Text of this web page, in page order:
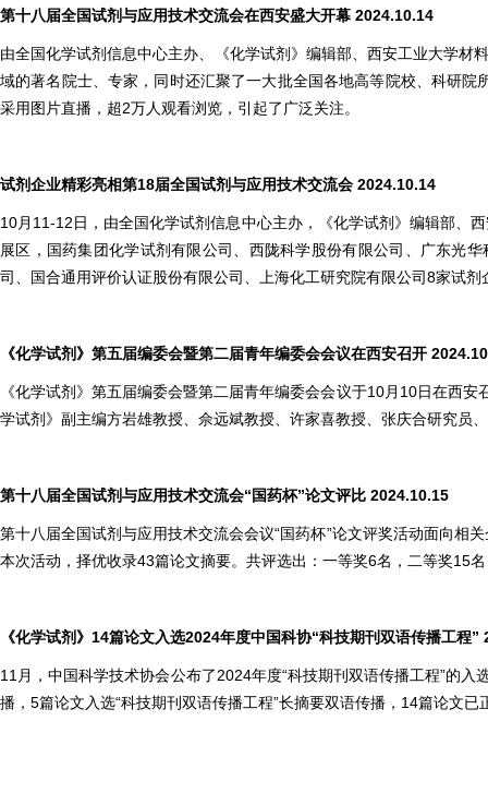
第十八届全国试剂与应用技术交流会在西安盛大开幕 2024.10.14
由全国化学试剂信息中心主办、《化学试剂》编辑部、西安工业大学材
域的著名院士、专家，同时还汇聚了一大批全国各地高等院校、科研
采用图片直播，超2万人观看浏览，引起了广泛关注。
试剂企业精彩亮相第18届全国试剂与应用技术交流会 2024.10.14
10月11-12日，由全国化学试剂信息中心主办，《化学试剂》编辑部、
展区，国药集团化学试剂有限公司、西陇科学股份有限公司、广东光
司、国合通用评价认证股份有限公司、上海化工研究院有限公司8家试
《化学试剂》第五届编委会暨第二届青年编委会会议在西安召开
《化学试剂》第五届编委会暨第二届青年编委会会议于10月10日在西
学试剂》副主编方岩雄教授、佘远斌教授、许家喜教授、张庆合研究员
第十八届全国试剂与应用技术交流会“国药杯”论文评比 2024.10.15
第十八届全国试剂与应用技术交流会会议“国药杯”论文评奖活动面向相
本次活动，择优收录43篇论文摘要。共评选出：一等奖6名，二等奖15
《化学试剂》14篇论文入选2024年度中国科协“科技期刊双语传播工程”
11月，中国科学技术协会公布了2024年度“科技期刊双语传播工程”的
播，5篇论文入选“科技期刊双语传播工程”长摘要双语传播，14篇论文已